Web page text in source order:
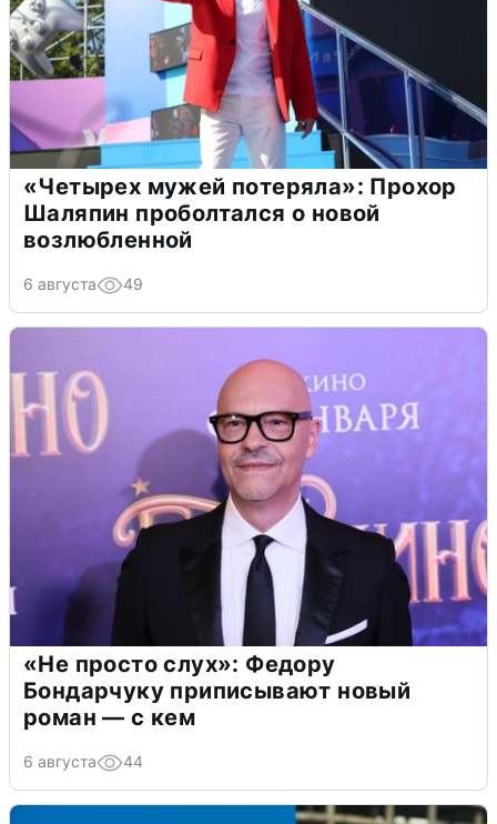
«Четырех мужей потеряла»: Прохор
Шаляпин проболтался о новой
возлюбленной
6 августа 49
«Не просто слух»: Федору
Бондарчуку приписывают новый
роман — с кем
6 августа 44